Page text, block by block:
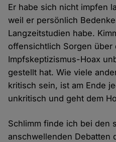
Er habe sich nicht impfen
weil er persönlich
Langzeitstudien habe.
offensichtlich Sorgen über
Impfskeptizismus-Hoax
gestellt hat. Wie viele
kritisch sein, ist am Ende
unkritisch und geht dem
Schlimm finde ich bei den
anschwellenden Debatten